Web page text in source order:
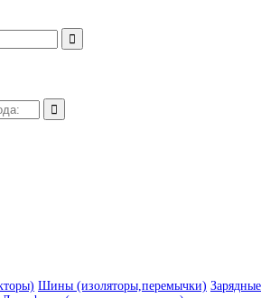
Шины (изоляторы,перемычки) Зарядные